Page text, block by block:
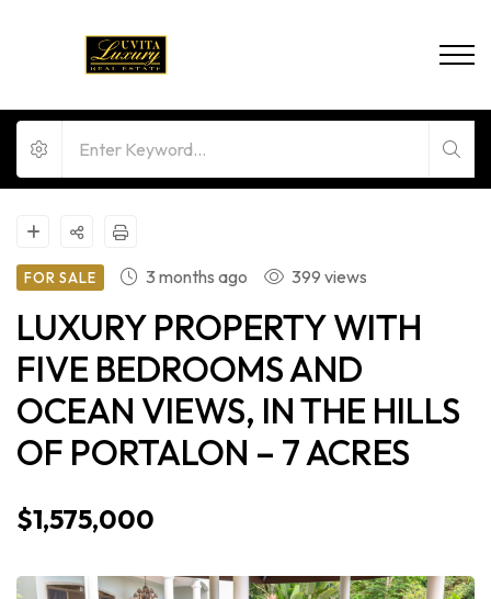
FOR SALE 3 months ago 399 views
LUXURY PROPERTY WITH
FIVE BEDROOMS AND
OCEAN VIEWS, IN THE HILLS
OF PORTALON – 7 ACRES
$1,575,000